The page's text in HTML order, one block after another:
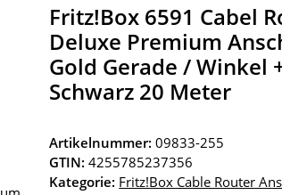
Fritz!Box 6591 Cabel
Deluxe Premium
Gold Gerade / Winkel
Schwarz 20 Meter
Artikelnummer:09833-255
GTIN: 4255785237356
Kategorie: Fritz!Box Cable Router